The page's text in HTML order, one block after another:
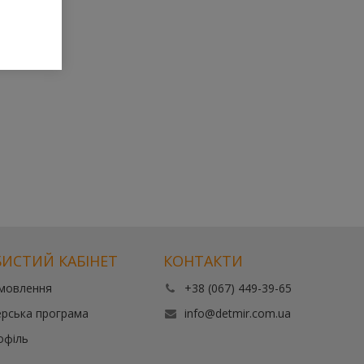
КАБІНЕТ
програма
КОНТАКТИ
+38 (067) 449-39-65
info@detmir.com.ua